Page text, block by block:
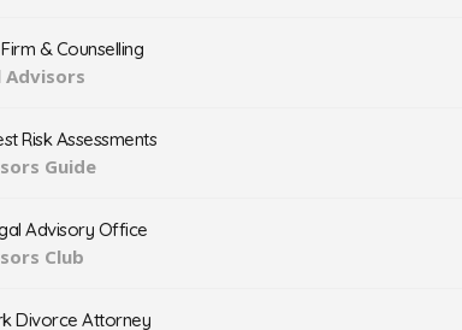
& Counselling
Advisors
Risk Assessments
Guide
Advisory Office
Club
Divorce Attorney